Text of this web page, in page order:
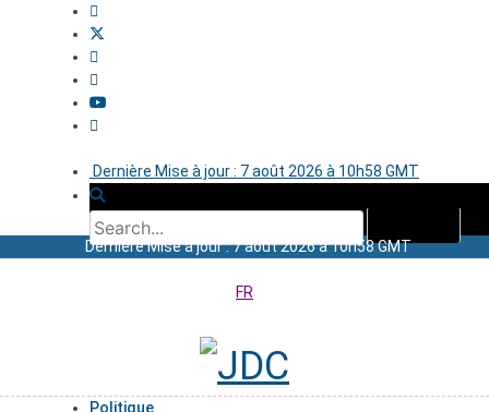
Dernière Mise à jour : 7 août 2026 à 10h58 GMT
Dernière Mise à jour : 7 août 2026 à 10h58 GMT
FR
Politique